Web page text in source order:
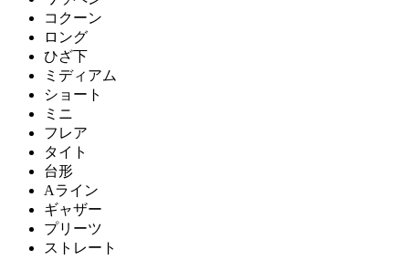
コクーン
ロング
ひざ下
ミディアム
ショート
ミニ
フレア
タイト
台形
Aライン
ギャザー
プリーツ
ストレート